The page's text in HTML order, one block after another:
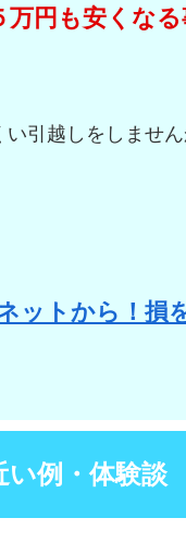
万円も安くな
引越しをしません
ットから！損
い例・体験談